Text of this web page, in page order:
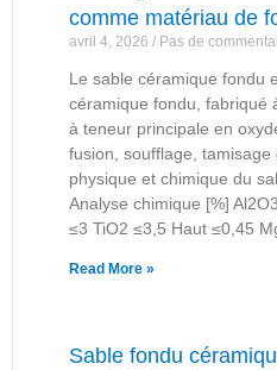
comme matériau de
avril 4, 2026 Pas de
Le sable céramique fondu
céramique fondu, fabriqué
à teneur principale en
fusion, soufflage,
physique et chimique du
Analyse chimique [%]
≤3 TiO2 ≤3,5 Haut ≤0,45
Read More »
Sable fondu